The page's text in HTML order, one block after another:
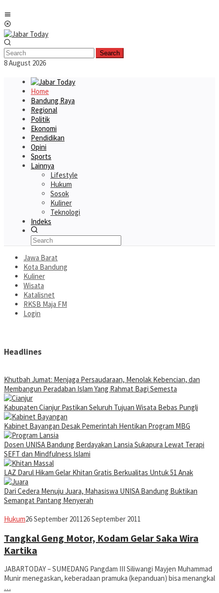
to
content
Search
8 August 2026
Home
Bandung Raya
Regional
Politik
Ekonomi
Pendidikan
Opini
Sports
Lainnya
Lifestyle
Hukum
Sosok
Kuliner
Teknologi
Indeks
Jawa Barat
Kota Bandung
Kuliner
Wisata
Katalisnet
RKSB Maja FM
Login
Headlines
Khutbah Jumat: Menjaga Persaudaraan, Menolak Kebencian, dan
Membangun Peradaban Islam Yang Rahmat Bagi Semesta
Kabupaten Cianjur Pastikan Seluruh Tujuan Wisata Bebas Pungli
Kabinet Bayangan Desak Pemerintah Hentikan Program MBG
Dosen UNISA Bandung Berdayakan Lansia Sukapura Lewat Terapi
SEFT dan Mindfulness Islami
LAZ Darul Hikam Gelar Khitan Gratis Berkualitas Untuk 51 Anak
Dari Cedera Menuju Juara, Mahasiswa UNISA Bandung Buktikan
Semangat Pantang Menyerah
Jabar
Today
Hukumfahruszf
26 September 201126 September 2011
Tangkal Geng Motor, Kodam Gelar Saka Wira
Kartika
JABARTODAY – SUMEDANG Pangdam III Siliwangi Mayjen Muhammad
Munir menegaskan, keberadaan pramuka (kepanduan) bisa menangkal
…